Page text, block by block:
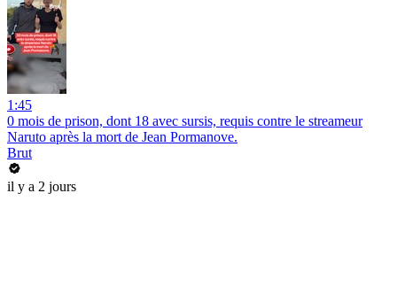
1:45
0 mois de prison, dont 18 avec sursis, requis contre le streameur
Naruto après la mort de Jean Pormanove.
Brut
il y a 2 jours